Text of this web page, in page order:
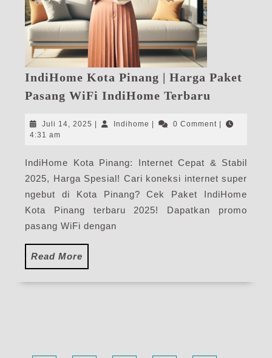
IndiHome Kota Pinang | Harga Paket
Pasang WiFi IndiHome Terbaru
Pinang
Paket
Pasang
WiFi
IndiHome
Juli 14, 2025 Juli
| Indihome Indihome
| 0 Comment |
4:31 am
IndiHome Kota Pinang: Internet Cepat & Stabil
2025, Harga Spesial! Cari koneksi internet super
ngebut di Kota Pinang? Cek Paket IndiHome
Kota Pinang terbaru 2025! Dapatkan promo
pasang WiFi dengan
Read More
More